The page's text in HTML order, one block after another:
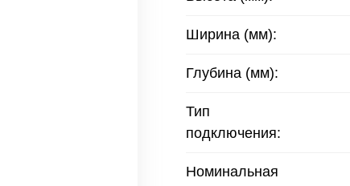
Ширина (мм):
Глубина (мм):
Тип
подключения:
Номинальная